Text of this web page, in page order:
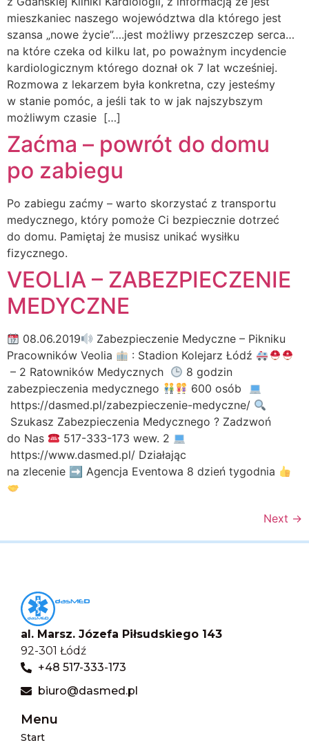
mieszkaniec naszego województwa dla którego jest
szansa „nowe życie”….jest możliwy przeszczep serca…
na które czeka od kilku lat, po poważnym incydencie
kardiologicznym którego doznał ok 7 lat wcześniej.
Rozmowa z lekarzem była konkretna, czy jesteśmy
w stanie pomóc, a jeśli tak to w jak najszybszym
możliwym czasie […]
Zaćma – powrót do domu
po zabiegu
Po zabiegu zaćmy – warto skorzystać z transportu
medycznego, który pomoże Ci bezpiecznie dotrzeć
do domu. Pamiętaj że musisz unikać wysiłku
fizycznego.
VEOLIA – ZABEZPIECZENIE
MEDYCZNE
08.06.2019
Zabezpieczenie Medyczne – Pikniku
Pracowników Veolia
: Stadion Kolejarz Łódź
– 2 Ratowników Medycznych
8 godzin
zabezpieczenia medycznego
600 osób
https://dasmed.pl/zabezpieczenie-medyczne/
Szukasz Zabezpieczenia Medycznego ? Zadzwoń
do Nas
517-333-173 wew. 2
https://www.dasmed.pl/ Działając
na zlecenie ➡ Agencja Eventowa 8 dzień tygodnia
Next →
al. Marsz. Józefa Piłsudskiego 143
92-301 Łódź
+48 517-333-173
biuro@dasmed.pl
Menu
Start